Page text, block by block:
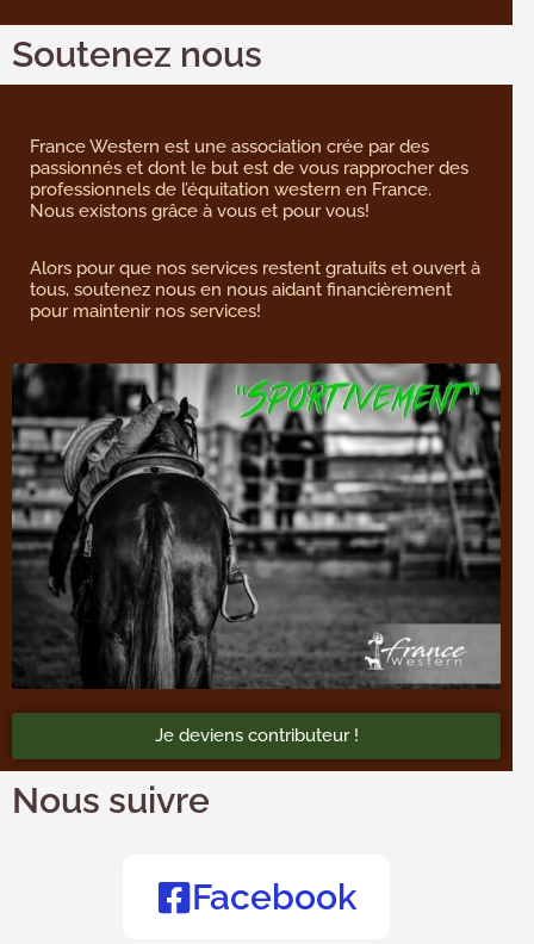
Soutenez nous
France Western est une association crée par des
passionnés et dont le but est de vous rapprocher des
professionnels de l’équitation western en France.
Nous existons grâce à vous et pour vous!
Alors pour que nos services restent gratuits et ouvert à
tous, soutenez nous en nous aidant financièrement
pour maintenir nos services!
Je deviens contributeur !
Nous suivre
Facebook